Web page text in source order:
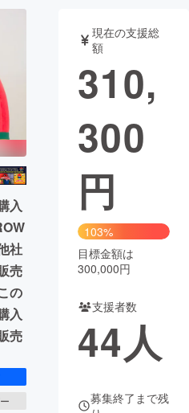
音楽
ェット ゲーム・サ
性化
CAMPFIRE Creation
税machi-ya コミュニティ
入
社
売
の
入
売
現在の支援総
額
310,
300
円
103%
目標金額は
300,000円
支援者数
44人
募集終了まで残